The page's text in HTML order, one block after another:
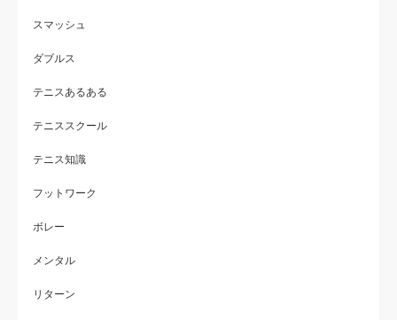
スマッシュ
ダブルス
テニスあるある
テニススクール
テニス知識
フットワーク
ボレー
メンタル
リターン